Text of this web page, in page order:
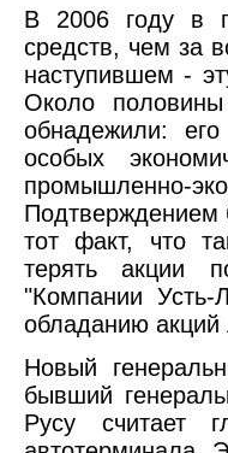
В 2006 году в
средств, чем за
наступившем -
Около
обнадежили:
особых
промышленно-
Подтверждением
тот факт, что
терять акции
"Компании Усть-
обладанию
Новый
бывший
Русу считает